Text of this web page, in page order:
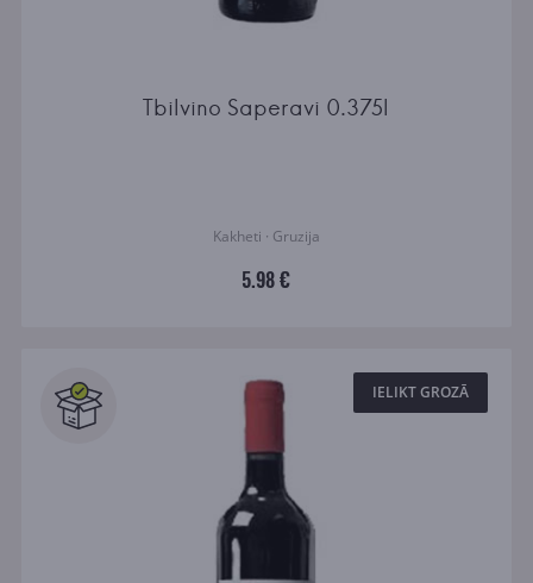
Tbilvino Saperavi 0.375l
Kakheti · Gruzija
5.98 €
IELIKT GROZĀ